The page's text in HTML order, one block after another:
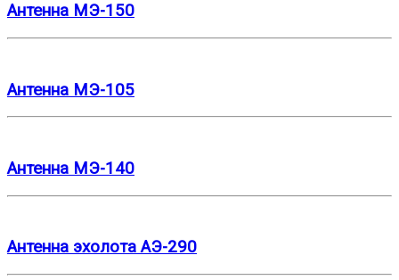
Антенна МЭ-150
Антенна МЭ-105
Антенна МЭ-140
Антенна эхолота АЭ-290